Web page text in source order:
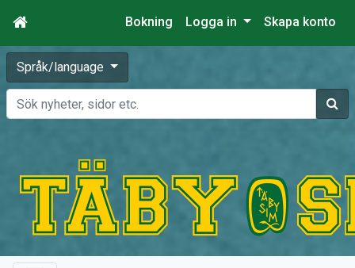
Bokning Logga in Skapa konto
Språk/language
Sök